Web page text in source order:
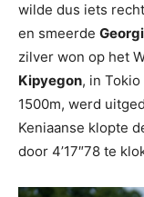
wilde dus iets
en smeerde
zilver won op het
Kipyegon, in
1500m, werd
Keniaanse klopte
door 4’17″78 te